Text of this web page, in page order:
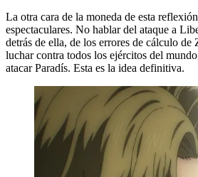
La otra cara de la moneda de esta
espectaculares. No hablar del ataque a
detrás de ella, de los errores de cálculo
luchar contra todos los ejércitos del
atacar Paradís. Esta es la idea definitiva.